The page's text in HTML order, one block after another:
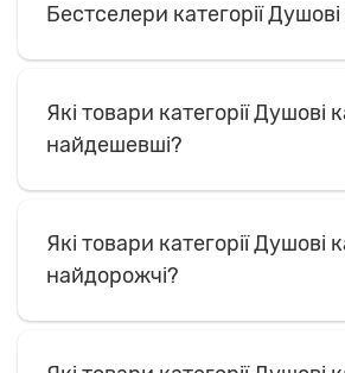
Бестселери категорії Душові
Які товари категорії Душові
найдешевші?
Які товари категорії Душові
найдорожчі?